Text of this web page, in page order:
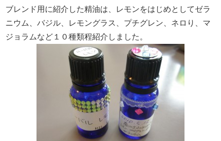
ブレンド用に紹介した精油は、レモンをはじめとしてゼラ
ニウム、バジル、レモングラス、プチグレン、ネロり、マ
ジョラムなど１０種類程紹介しました。